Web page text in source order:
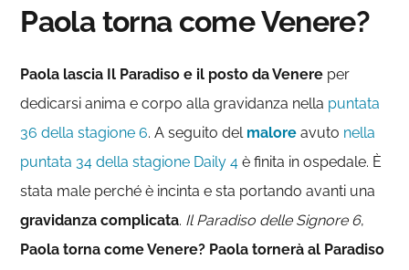
Paola torna come Venere?
Paola lascia Il Paradiso e il posto da Venere per
dedicarsi anima e corpo alla gravidanza nella puntata
36 della stagione 6. A seguito del malore avuto nella
puntata 34 della stagione Daily 4 è finita in ospedale. È
stata male perché è incinta e sta portando avanti una
gravidanza complicata. Il Paradiso delle Signore 6,
Paola torna come Venere? Paola tornerà al Paradiso